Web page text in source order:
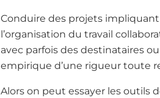
Conduire des projets
l’organisation du travail
avec parfois des destinataires
empirique d’une rigueur toute
Alors on peut essayer les outils